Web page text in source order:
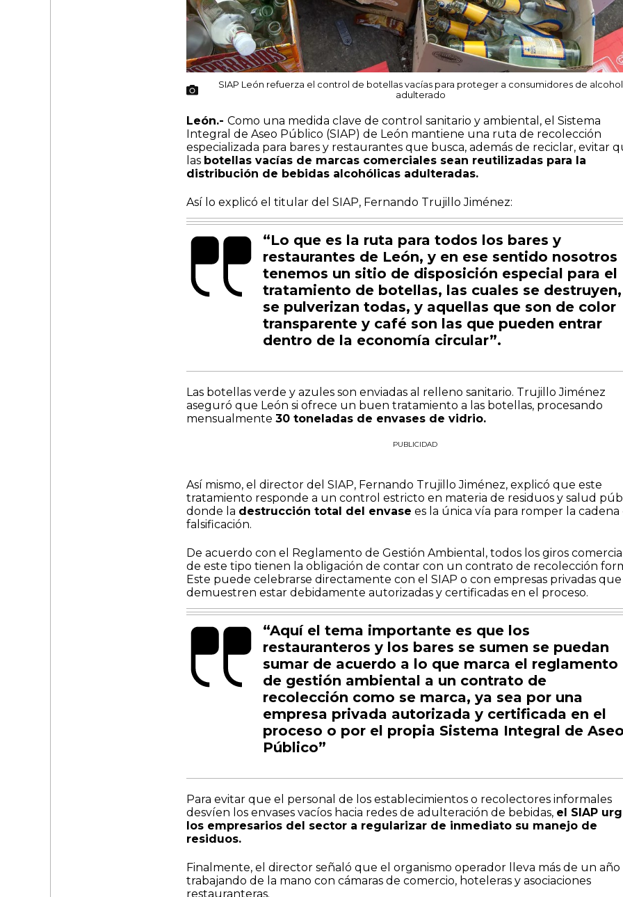
SIAP León refuerza el control de botellas vacías para proteger a consumidores de alcohol
adulterado
León.- Como una medida clave de control sanitario y ambiental, el Sistema
Integral de Aseo Público (SIAP) de León mantiene una ruta de recolección
especializada para bares y restaurantes que busca, además de reciclar, evitar
las botellas vacías de marcas comerciales sean reutilizadas para la
distribución de bebidas alcohólicas adulteradas.
Así lo explicó el titular del SIAP, Fernando Trujillo Jiménez:
“Lo que es la ruta para todos los bares y
restaurantes de León, y en ese sentido nosotros
tenemos un sitio de disposición especial para el
tratamiento de botellas, las cuales se destruyen,
se pulverizan todas, y aquellas que son de color
transparente y café son las que pueden entrar
dentro de la economía circular”.
Las botellas verde y azules son enviadas al relleno sanitario. Trujillo Jiménez
aseguró que León si ofrece un buen tratamiento a las botellas, procesando
mensualmente 30 toneladas de envases de vidrio.
PUBLICIDAD
Así mismo, el director del SIAP, Fernando Trujillo Jiménez, explicó que este
tratamiento responde a un control estricto en materia de residuos y salud
donde la destrucción total del envase es la única vía para romper la cadena
falsificación.
De acuerdo con el Reglamento de Gestión Ambiental, todos los giros
de este tipo tienen la obligación de contar con un contrato de recolección
Este puede celebrarse directamente con el SIAP o con empresas privadas que
demuestren estar debidamente autorizadas y certificadas en el proceso.
“Aquí el tema importante es que los
restauranteros y los bares se sumen se puedan
sumar de acuerdo a lo que marca el reglamento
de gestión ambiental a un contrato de
recolección como se marca, ya sea por una
empresa privada autorizada y certificada en el
proceso o por el propia Sistema Integral de
Público”
Para evitar que el personal de los establecimientos o recolectores informales
desvíen los envases vacíos hacia redes de adulteración de bebidas, el SIAP
los empresarios del sector a regularizar de inmediato su manejo de
residuos.
Finalmente, el director señaló que el organismo operador lleva más de un año
trabajando de la mano con cámaras de comercio, hoteleras y asociaciones
restauranteras.